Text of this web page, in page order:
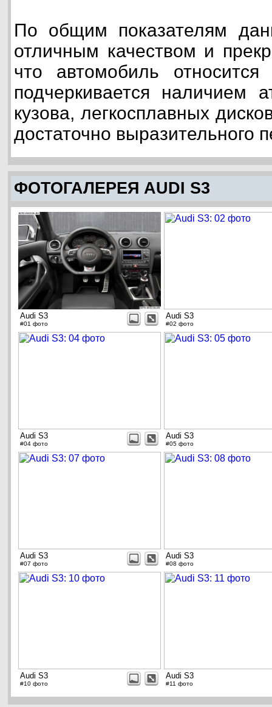
По общим показателям
отличным качеством и
что автомобиль
подчеркивается наличием
кузова, легкосплавных
достаточно выразительного
ФОТОГАЛЕРЕЯ AUDI S3
Audi S3
#01 фото
Audi S3
#02 фото
Audi S3
#04 фото
Audi S3
#05 фото
Audi S3
#07 фото
Audi S3
#08 фото
Audi S3
#10 фото
Audi S3
#11 фото